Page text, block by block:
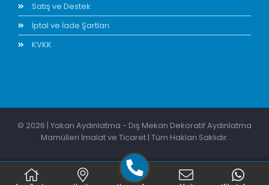
Satış ve Destek
İptal ve İade Şartları
KVKK
© 2026 | Yakan Aydınlatma - Dış Mekan Dekoratif Aydınlatma
Mamülleri İmalat ve Ticaret | Tüm Hakları Saklıdır.